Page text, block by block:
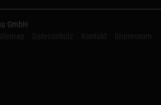
GmbH